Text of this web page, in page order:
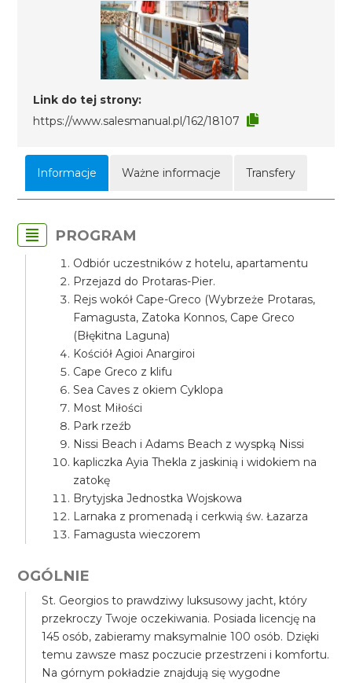
Link do tej strony:
https://www.salesmanual.pl/162/18107
Informacje Ważne informacje Transfery
PROGRAM
Odbiór uczestników z hotelu, apartamentu
Przejazd do Protaras-Pier.
Rejs wokół Cape-Greco (Wybrzeże Protaras,
Famagusta, Zatoka Konnos, Cape Greco
(Błękitna Laguna)
Kościół Agioi Anargiroi
Cape Greco z klifu
Sea Caves z okiem Cyklopa
Most Miłości
Park rzeźb
Nissi Beach i Adams Beach z wyspką Nissi
kapliczka Ayia Thekla z jaskinią i widokiem na
zatokę
Brytyjska Jednostka Wojskowa
Larnaka z promenadą i cerkwią św. Łazarza
Famagusta wieczorem
OGÓLNIE
St. Georgios to prawdziwy luksusowy jacht, który
przekroczy Twoje oczekiwania. Posiada licencję na
145 osób, zabieramy maksymalnie 100 osób. Dzięki
temu zawsze masz poczucie przestrzeni i komfortu.
Na górnym pokładzie znajdują się wygodne